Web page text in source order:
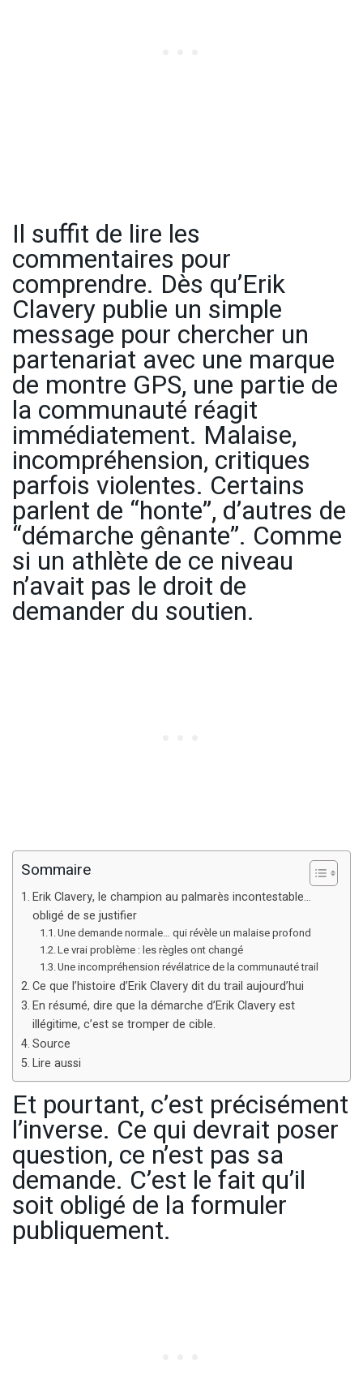
Il suffit de lire les
commentaires pour
comprendre. Dès qu’Erik
Clavery publie un simple
message pour chercher un
partenariat avec une marque
de montre GPS, une partie de
la communauté réagit
immédiatement. Malaise,
incompréhension, critiques
parfois violentes. Certains
parlent de “honte”, d’autres de
“démarche gênante”. Comme
si un athlète de ce niveau
n’avait pas le droit de
demander du soutien.
Sommaire
Erik Clavery, le champion au palmarès incontestable…
obligé de se justifier
Une demande normale… qui révèle un malaise profond
Le vrai problème : les règles ont changé
Une incompréhension révélatrice de la communauté trail
Ce que l’histoire d’Erik Clavery dit du trail aujourd’hui
En résumé, dire que la démarche d’Erik Clavery est
illégitime, c’est se tromper de cible.
Source
Lire aussi
Et pourtant, c’est précisément
l’inverse. Ce qui devrait poser
question, ce n’est pas sa
demande. C’est le fait qu’il
soit obligé de la formuler
publiquement.